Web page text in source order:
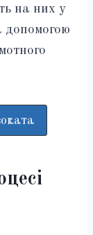
на них у
допомогою